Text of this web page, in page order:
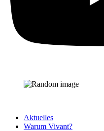
Aktuelles
Warum Vivant?